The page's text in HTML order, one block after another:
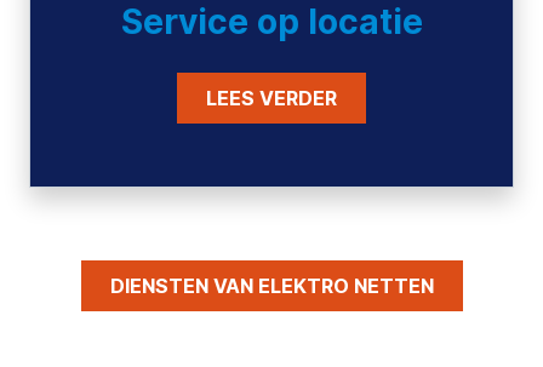
Service op locatie
LEES VERDER
DIENSTEN VAN ELEKTRO NETTEN